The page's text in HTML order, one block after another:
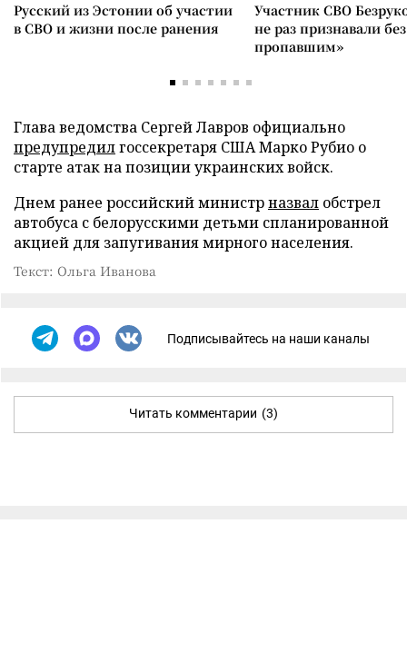
Русский из Эстонии об участии
в СВО и жизни после ранения
Участник СВО
не раз признавали
пропавшим»
Глава ведомства Сергей Лавров официально
предупредилгоссекретаря США Марко Рубио о
старте атак на позиции украинских войск.
Днем ранее российский министрназвал обстрел
автобуса с белорусскими детьми спланированной
акцией для запугивания мирного населения.
Текст: Ольга Иванова
Подписывайтесь на наши каналы
Читать комментарии (3)